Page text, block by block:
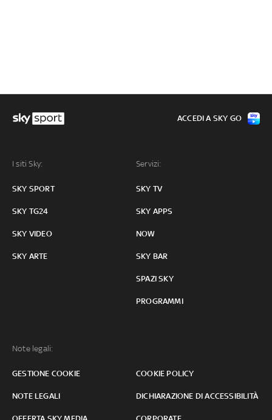
I siti Sky:
SKY SPORT
SKY TG24
SKY VIDEO
SKY ARTE
Servizi:
SKY TV
SKY APPS
NOW
SKY BAR
SPAZI SKY
PROGRAMMI
Note legali:
GESTIONE COOKIE COOKIE POLICY
NOTE LEGALI DICHIARAZIONE DI ACCESSIBILITÀ
ACCEDI A SKY GO